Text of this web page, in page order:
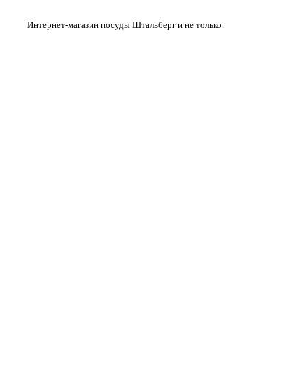
Интернет-магазин посуды Штальберг и не только.